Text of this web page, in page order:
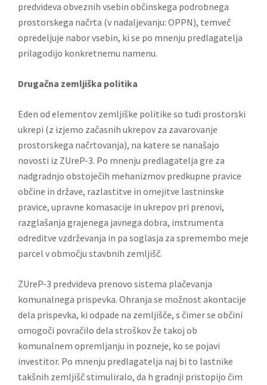
predvideva obveznih vsebin občinskega podrobnega
prostorskega načrta (v nadaljevanju: OPPN), temveč
opredeljuje nabor vsebin, ki se po mnenju predlagatelja
prilagodijo konkretnemu namenu.
Drugačna zemljiška politika
Eden od elementov zemljiške politike so tudi prostorski
ukrepi (z izjemo začasnih ukrepov za zavarovanje
prostorskega načrtovanja), na katere se nanašajo
novosti iz ZUreP-3. Po mnenju predlagatelja gre za
nadgradnjo obstoječih mehanizmov predkupne pravice
občine in države, razlastitve in omejitve lastninske
pravice, upravne komasacije in ukrepov pri prenovi,
razglašanja grajenega javnega dobra, instrumenta
odreditve vzdrževanja in pa soglasja za spremembo meje
parcel v območju stavbnih zemljišč.
ZUreP-3 predvideva prenovo sistema plačevanja
komunalnega prispevka. Ohranja se možnost akontacije
dela prispevka, ki odpade na zemljišče, s čimer se občini
omogoči povračilo dela stroškov že takoj ob
komunalnem opremljanju in pozneje, ko se pojavi
investitor. Po mnenju predlagatelja naj bi to lastnike
takšnih zemljišč stimuliralo, da h gradnji pristopijo čim